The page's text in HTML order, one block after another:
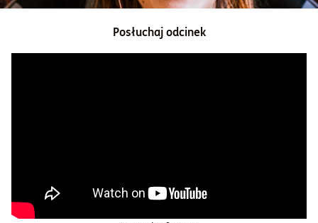
Posłuchaj odcinek